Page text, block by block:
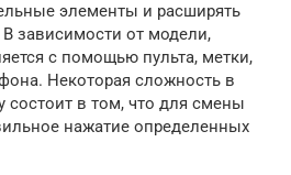
элементы и расширять
зависимости от модели,
с помощью пульта, метки,
Некоторая сложность в
состоит в том, что для смены
нажатие определенных